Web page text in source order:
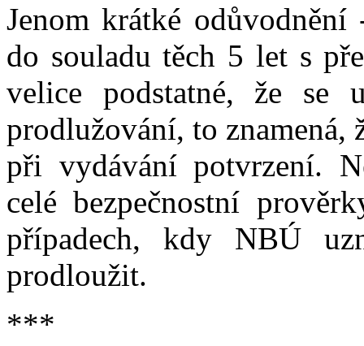
Jenom krátké odůvodnění
do souladu těch 5 let s
velice podstatné, že se
prodlužování, to znamená,
při vydávání potvrzení.
celé bezpečnostní
případech, kdy NBÚ
prodloužit.
***